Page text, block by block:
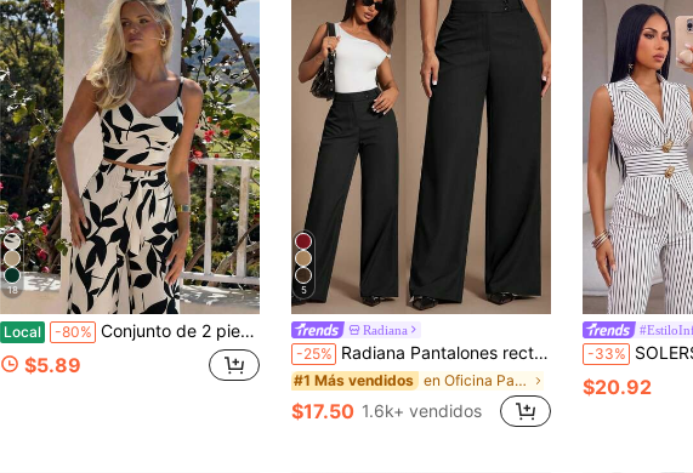
18
Local -80% Conjunto de 2 piezas de verano para mujer, Top corto con escote en V + Pantalones de pierna ancha de cintura alta con lazo en la cintura, Conjunto de dos piezas para mujer, Atuendos de vacaciones blancos para mujer
$5.89
5
Radiana
-25% Radiana Pantalones rectos de cintura alta de estilo minimalista moderno para mujer, color negro, pantalones de traje negro, pantalones de cintura alta, pantalones casuales sueltos, pantalones de pierna ancha, ropa de mujer de negocios casual, ropa de estilo elegante retro vintage, conjunto minimalista urbano y cómodo, adecuado para salidas diarias, oficina, negocios, viajes, ocasiones formales
#1 Más vendidos en Oficina Pantalones de traje de mujer
$17.50 1.6k+ vendidos
-33% SOLERSUN Conjunto de traje sexy elegante casual
$20.92